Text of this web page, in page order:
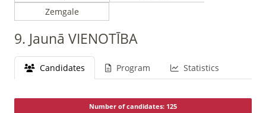
Zemgale
9. Jaunā VIENOTĪBA
Candidates Program Statistics
Number of candidates: 125